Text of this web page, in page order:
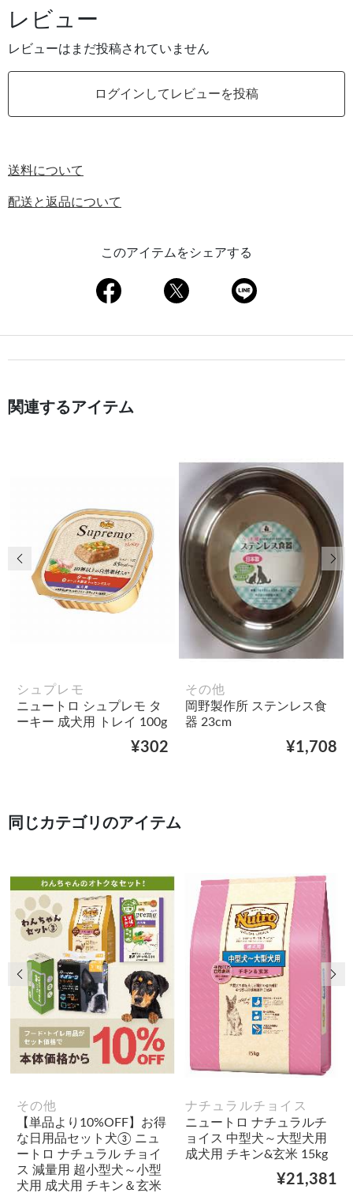
レビュー
レビューはまだ投稿されていません
ログインしてレビューを投稿
送料について
配送と返品について
このアイテムをシェアする
関連するアイテム
シュプレモ
ニュートロ シュプレモ タ
ーキー 成犬用 トレイ 100g
¥302
その他
岡野製作所 ステンレス食
器 23cm
¥1,708
前の画像 次
同じカテゴリのアイテム
その他
【単品より10%OFF】お得
な日用品セット犬③ ニュ
ートロ ナチュラル チョイ
ス 減量用 超小型犬～小型
犬用 成犬用 チキン＆玄米
ナチュラルチョイス
ニュートロ ナチュラルチ
ョイス 中型犬～大型犬用
成犬用 チキン&玄米 15kg
¥21,381
前の画像 次